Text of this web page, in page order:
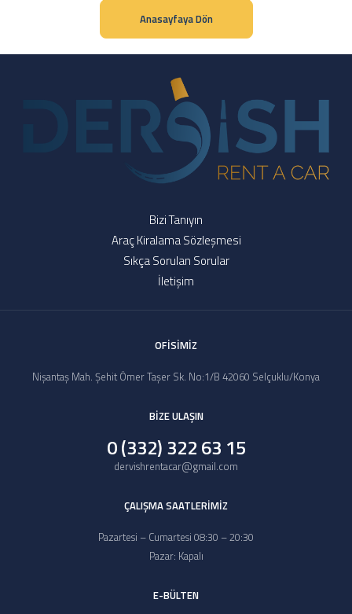
Anasayfaya Dön
Bizi Tanıyın
Araç Kiralama Sözleşmesi
Sıkça Sorulan Sorular
İletişim
OFİSİMİZ
Nişantaş Mah. Şehit Ömer Taşer Sk. No:1/B 42060 Selçuklu/Konya
BİZE ULAŞIN
0 (332) 322 63 15
dervishrentacar@gmail.com
ÇALIŞMA SAATLERİMİZ
Pazartesi – Cumartesi 08:30 – 20:30
Pazar: Kapalı
E-BÜLTEN